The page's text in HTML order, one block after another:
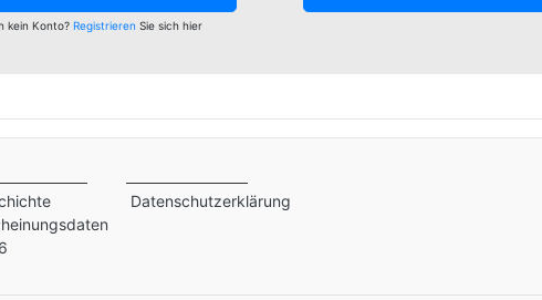
kein Konto?Registrieren Sie sich hier
Datenschutzerklärung